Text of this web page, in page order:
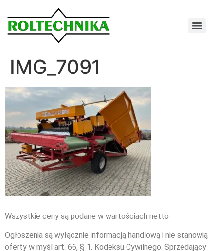
IMG_7091
Wszystkie ceny są podane w wartościach netto
Ogłoszenia są wyłącznie informacją handlową i nie stanowią
oferty w myśl art. 66, § 1. Kodeksu Cywilnego. Sprzedający